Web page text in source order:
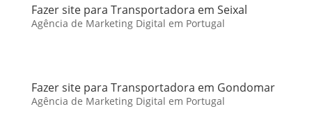
Fazer site para Transportadora em Seixal
Agência de Marketing Digital em Portugal
Fazer site para Transportadora em Gondomar
Agência de Marketing Digital em Portugal